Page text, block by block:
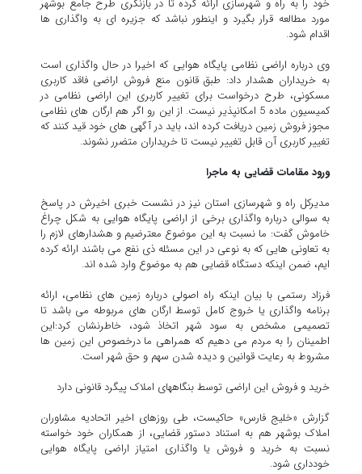
خود را به راه و شهرسازی ارائه کرده تا در بازنگری طرح جامع بوشهر
مورد مطالعه قرار بگیرد و اینطور نباشد که جزیره ای به واگذاری ها
اقدام شود.
وی درباره اراضی نظامی پایگاه هوایی که اخیرا در حال واگذاری است
به خریداران هشدار داد: طبق قانون منع فروش اراضی فاقد کاربری
مسکونی، طرح درخواست برای تغییر کاربری این اراضی نظامی در
کمیسیون ماده 5 امکانپذیر نیست. از این رو اگر هم ارگان های نظامی
مجوز فروش زمین دریافت کرده اند، باید در آگهی های خود قید کنند که
تغییر کاربری آن قابل تغییر نیست تا خریداران متضرر نشوند.
ورود مقامات قضایی به ماجرا
مدیرکل راه و شهرسازی استان نیز در نشست خبری اخیرش در پاسخ
به سوالی درباره واگذاری برخی از اراضی پایگاه هوایی به شکل چراغ
خاموش گفت: ما نسبت به این موضوع معترضیم و هشدارهای لازم را
به تعاونی هایی که به نوعی در این مسئله ذی نفع می باشند ارائه کرده
ایم، ضمن اینکه دستگاه قضایی هم به موضوع وارد شده اند.
فرزاد رستمی با بیان اینکه راه اصولی درباره زمین های نظامی، ارائه
برنامه واگذاری یا خروج کامل توسط ارگان های مربوطه می باشد تا
تصمیمی مشخص به سود شهر اتخاذ شود، خاطرنشان کرد:این
اطمینان را به مردم می دهیم که همراهی ما درخصوص این زمین ها
مشروط به رعایت قوانین و دیده شدن سهم و حق شهر است.
خرید و فروش این اراضی توسط بنگاههای املاک پیگرد قانونی دارد
گزارش «خلیج فارس» حاکیست، طی روزهای اخیر اتحادیه مشاوران
املاک بوشهر هم به استناد دستور قضایی، از همکاران خود خواسته
نسبت به خرید و فروش یا واگذاری امتیاز اراضی پایگاه هوایی
خودداری شود.